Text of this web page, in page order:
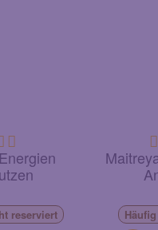
reserviert Häufig